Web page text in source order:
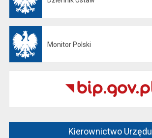
Monitor Polski
Kierownictwo Urzędu